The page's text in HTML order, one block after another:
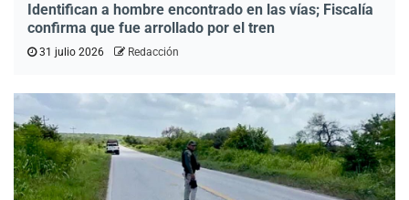
Identifican a hombre encontrado en las vías; Fiscalía
confirma que fue arrollado por el tren
31 julio 2026 Redacción